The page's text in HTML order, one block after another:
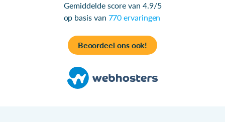
Gemiddelde score van 4.9/5
op basis van 770 ervaringen
Beoordeel ons ook!